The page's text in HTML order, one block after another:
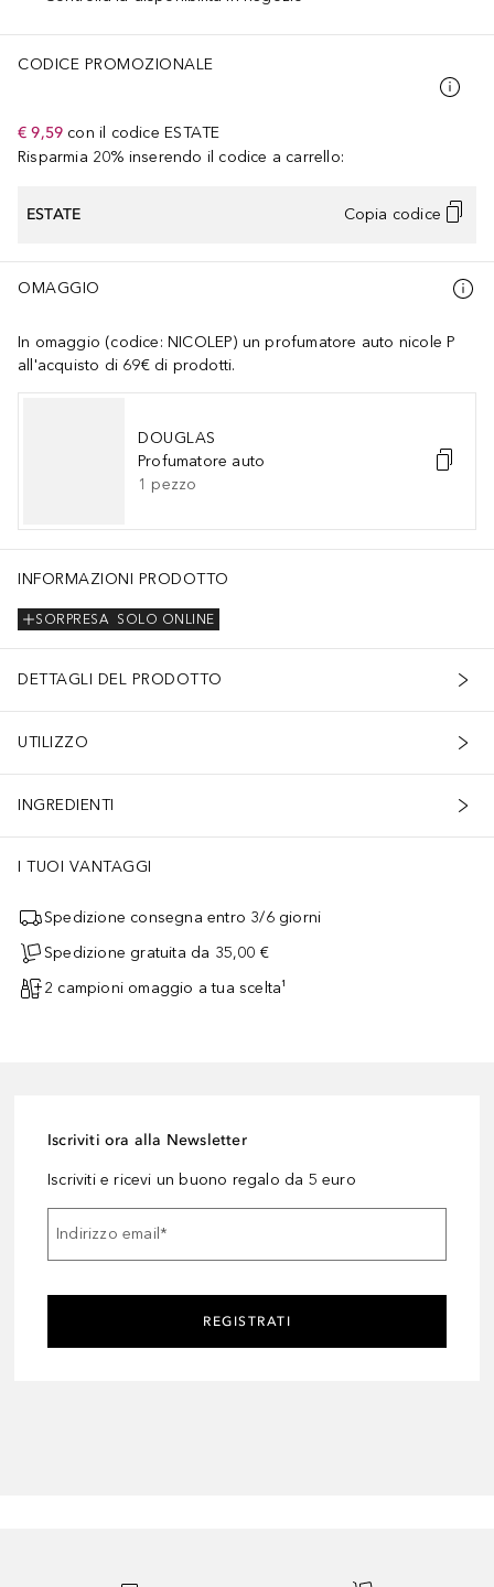
CODICE PROMOZIONALE
€ 9,59 con il codice ESTATE
Risparmia 20% inserendo il codice a carrello:
ESTATE Copia codice
OMAGGIO
In omaggio (codice: NICOLEP) un profumatore auto nicole P
all'acquisto di 69€ di prodotti.
DOUGLAS
Profumatore auto
1 pezzo
INFORMAZIONI PRODOTTO
SOLO ONLINE
SORPRESA
DETTAGLI DEL PRODOTTO
UTILIZZO
INGREDIENTI
I TUOI VANTAGGI
Spedizione consegna entro 3/6 giorni
Spedizione gratuita da 35,00 €
2 campioni omaggio a tua scelta¹
Iscriviti ora alla Newsletter
Iscriviti e ricevi un buono regalo da 5 euro
Indirizzo email*
REGISTRATI